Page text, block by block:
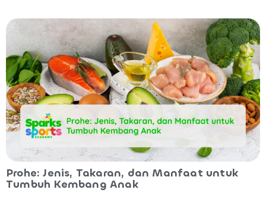
Prohe: Jenis, Takaran, dan Manfaat untuk
Tumbuh Kembang Anak